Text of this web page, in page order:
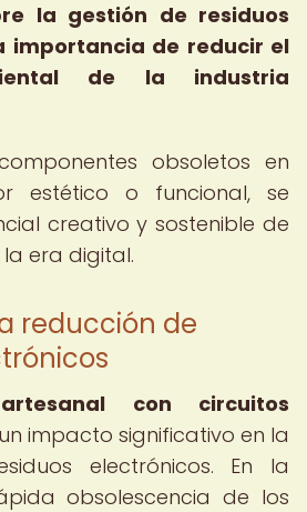
la gestión de residuos
importancia de reducir el
de la industria
obsoletos en
estético o funcional, se
creativo y sostenible de
era digital.
reducción de
con circuitos
impacto significativo en la
electrónicos. En la
obsolescencia de los